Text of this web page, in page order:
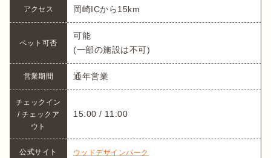
アクセス 岡崎ICから15km
ペット可否
可能
(一部の施設は不可)
営業期間 通年営業
チェックイン
/ チェックア
ウト
15:00 / 11:00
公式サイト ウッドデザインパーク